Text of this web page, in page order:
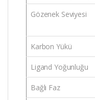
Gözenek Seviyesi
Karbon Yükü
Ligand Yoğunluğu
Bağlı Faz